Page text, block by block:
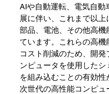
AIや自動運転、電気自動
展に伴い、これまで以
部品、電池、その他高
ています。これらの高機
コスト削減のため、開
ンピュータを使用した
を組み込むことの有効性
次世代の高性能コンピ